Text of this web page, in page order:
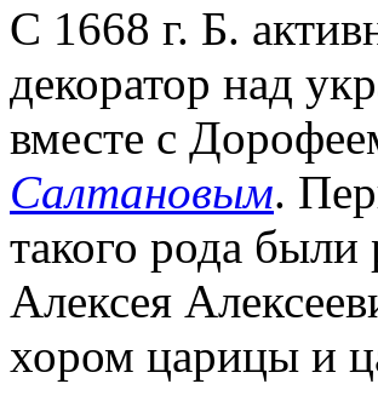
С 1668 г. Б.
декоратор над
вместе с
Салтановым.
такого рода были
Алексея
хором царицы и